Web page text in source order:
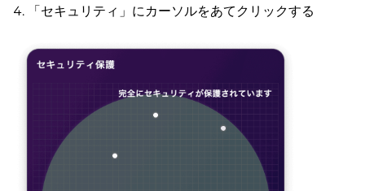
「セキュリティ」にカーソルをあてクリックする